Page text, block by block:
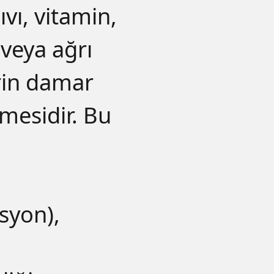
vitamin,
ağrı
damar
Bu